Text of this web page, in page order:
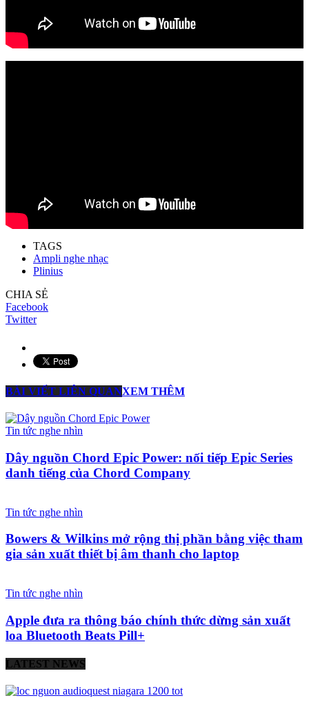
TAGS
Ampli nghe nhạc
Plinius
CHIA SẺ
Facebook
Twitter
BÀI VIẾT LIÊN QUANXEM THÊM
Tin tức nghe nhìn
Dây nguồn Chord Epic Power: nối tiếp Epic Series
danh tiếng của Chord Company
Tin tức nghe nhìn
Bowers & Wilkins mở rộng thị phần bằng việc tham
gia sản xuất thiết bị âm thanh cho laptop
Tin tức nghe nhìn
Apple đưa ra thông báo chính thức dừng sản xuất
loa Bluetooth Beats Pill+
LATEST NEWS